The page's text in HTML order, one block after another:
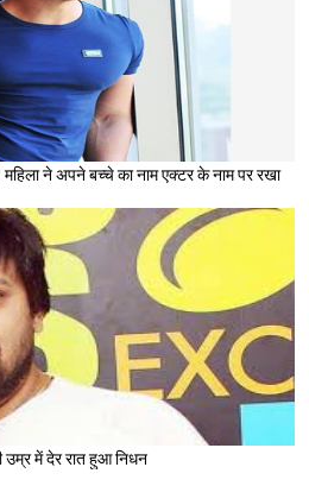
बड़ा अवॉर्ड क्या है ? महिला ने अपने बच्चे का नाम एक्टर के नाम पर रखा
42 साल की उम्र में देर रात हुआ निधन